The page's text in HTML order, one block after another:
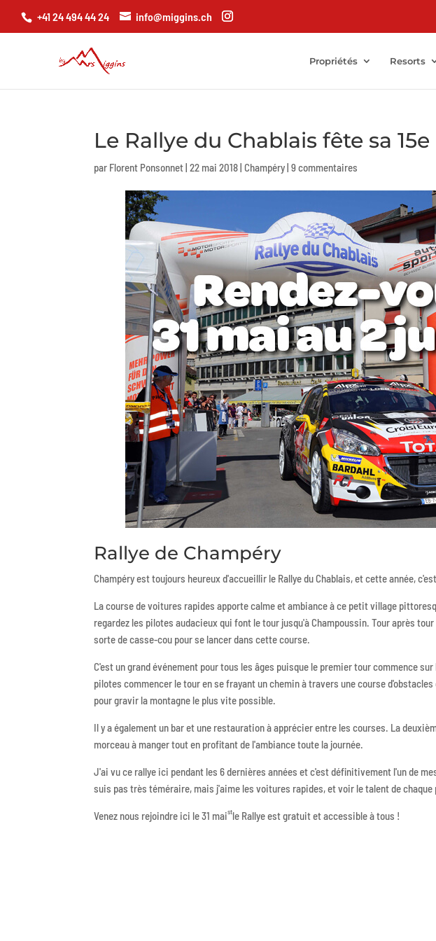
+41 24 494 44 24 info@miggins.ch
Propriétés Resorts
Le Rallye du Chablais fête sa
par Florent Ponsonnet|22 mai 2018|Champéry|9 commentaires
Rallye de Champéry
Champéry est toujours heureux d'accueillir le Rallye du Chablais, et cette année,
La course de voitures rapides apporte calme et ambiance à ce petit village
regardez les pilotes audacieux qui font le tour jusqu'à Champoussin. Tour après
sorte de casse-cou pour se lancer dans cette course.
C'est un grand événement pour tous les âges puisque le premier tour commence
pilotes commencer le tour en se frayant un chemin à travers une course
pour gravir la montagne le plus vite possible.
Il y a également un bar et une restauration à apprécier entre les courses. La
morceau à manger tout en profitant de l'ambiance toute la journée.
J'ai vu ce rallye ici pendant les 6 dernières années et c'est définitivement l'un de
suis pas très téméraire, mais j'aime les voitures rapides, et voir le talent de
Venez nous rejoindre ici le 31 maistle Rallye est gratuit et accessible à tous !